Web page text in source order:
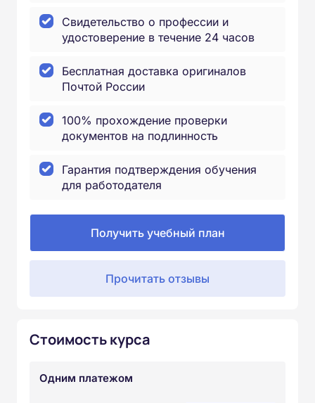
Свидетельство о профессии и
удостоверение в течение 24 часов
Бесплатная доставка оригиналов
Почтой России
100% прохождение проверки
документов на подлинность
Гарантия подтверждения обучения
для работодателя
Получить учебный план
Прочитать отзывы
Стоимость курса
Одним платежом